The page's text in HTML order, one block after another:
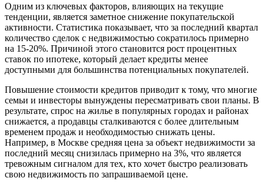
Одним из ключевых факторов, влияющих на текущие
тенденции, является заметное снижение покупательской
активности. Статистика показывает, что за последний квартал
количество сделок с недвижимостью сократилось примерно
на 15-20%. Причиной этого становится рост процентных
ставок по ипотеке, который делает кредиты менее
доступными для большинства потенциальных покупателей.
Повышение стоимости кредитов приводит к тому, что многие
семьи и инвесторы вынуждены пересматривать свои планы. В
результате, спрос на жилье в популярных городах и районах
снижается, а продавцы сталкиваются с более длительным
временем продаж и необходимостью снижать цены.
Например, в Москве средняя цена за объект недвижимости за
последний месяц снизилась примерно на 3%, что является
тревожным сигналом для тех, кто хочет быстро реализовать
свою недвижимость по запрашиваемой цене.